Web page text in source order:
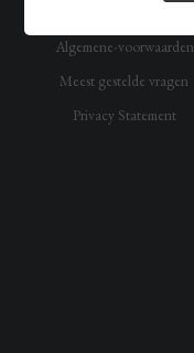
Algemene-voorwaarden
Meest gestelde vragen
Privacy Statement